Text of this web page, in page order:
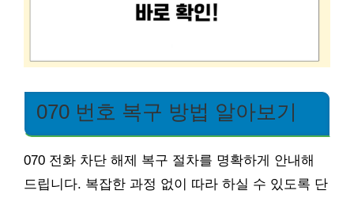
070 번호 복구 방법 알아보기
070 전화 차단 해제 복구 절차를 명확하게 안내해
드립니다. 복잡한 과정 없이 따라 하실 수 있도록 단